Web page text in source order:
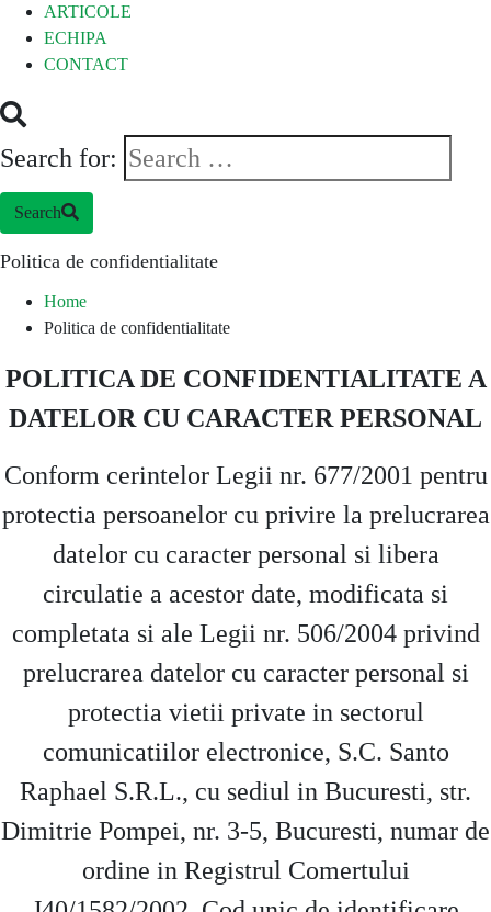
ARTICOLE
ECHIPA
CONTACT
Search for:
Search
Politica de confidentialitate
Home
Politica de confidentialitate
POLITICA DE CONFIDENTIALITATE A
DATELOR CU CARACTER PERSONAL
Conform cerintelor Legii nr. 677/2001 pentru
protectia persoanelor cu privire la prelucrarea
datelor cu caracter personal si libera
circulatie a acestor date, modificata si
completata si ale Legii nr. 506/2004 privind
prelucrarea datelor cu caracter personal si
protectia vietii private in sectorul
comunicatiilor electronice, S.C. Santo
Raphael S.R.L., cu sediul in Bucuresti, str.
Dimitrie Pompei, nr. 3-5, Bucuresti, numar de
ordine in Registrul Comertului